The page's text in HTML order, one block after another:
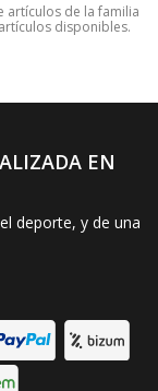
artículos de la familia
disponibles.
EN
deporte, y de una